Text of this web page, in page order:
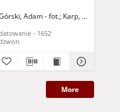
Adam - fot. Karp, Paweł - fot.
- 1652
More